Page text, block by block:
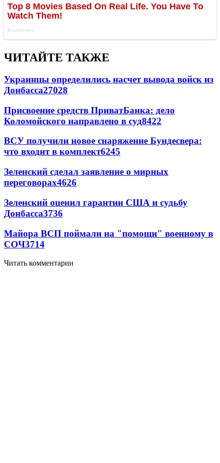
ЧИТАЙТЕ ТАКЖЕ
Украинцы определились насчет вывода войск из
Донбасса27028
Присвоение средств ПриватБанка: дело
Коломойского направлено в суд8422
ВСУ получили новое снаряжение Бундесвера:
что входит в комплект6245
Зеленский сделал заявление о мирных
переговорах4626
Зеленский оценил гарантии США и судьбу
Донбасса3736
Майора ВСП поймали на "помощи" военному в
СОЧ3714
Читать комментарии